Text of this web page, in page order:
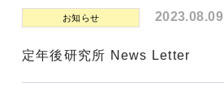
お知らせ 2023.08.09
定年後研究所 News Letter